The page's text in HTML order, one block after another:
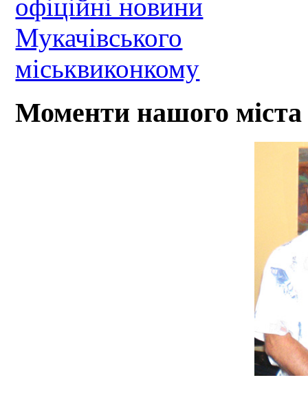
Моменти нашого міста